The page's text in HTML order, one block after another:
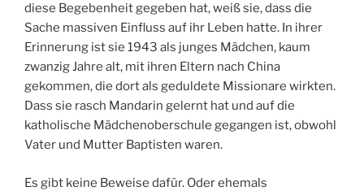
A
M
diese Begebenheit gegeben hat, weiß sie, dass die
Sache massiven Einfluss auf ihr Leben hatte. In ihrer
Erinnerung ist sie 1943 als junges Mädchen, kaum
zwanzig Jahre alt, mit ihren Eltern nach China
gekommen, die dort als geduldete Missionare wirkten.
Dass sie rasch Mandarin gelernt hat und auf die
katholische Mädchenoberschule gegangen ist, obwohl
Vater und Mutter Baptisten waren.
Es gibt keine Beweise dafür. Oder ehemals